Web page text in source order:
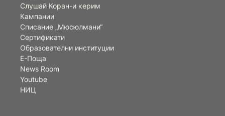
Слушай Коран-и керим
Кампании
Списание „Мюсюлмани“
Сертификати
Образователни институции
Е-Поща
News Room
Youtube
НИЦ